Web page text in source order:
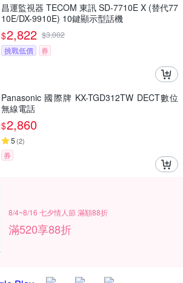
昌運監視器 TECOM 東訊 SD-7710E X (替代77
10E/DX-9910E) 10鍵顯示型話機
$2,822 $3,002
挑戰低價
券
Panasonic 國際牌 KX-TGD312TW DECT數位
無線電話
$2,860
5 (2)
券
8/4~8/16 七夕情人節 滿額88折
滿520享88折